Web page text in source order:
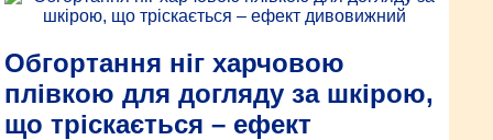
Обгортання ніг харчовою
плівкою для догляду за шкірою,
що тріскається – ефект